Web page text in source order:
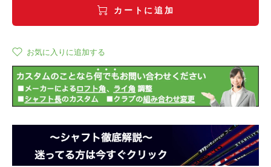
カートに追加
お気に入りに追加する